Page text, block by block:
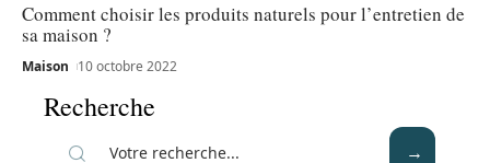
Comment choisir les produits naturels pour l’entretien de
sa maison ?
Maison 10 octobre 2022
Recherche